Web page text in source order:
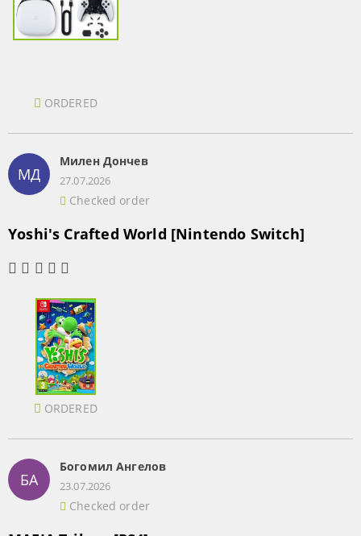
ORDERED
МД
Милен Дончев
27.07.2026
Checked order
Yoshi's Crafted World [Nintendo Switch]
ORDERED
БА
Богомил Ангелов
23.07.2026
Checked order